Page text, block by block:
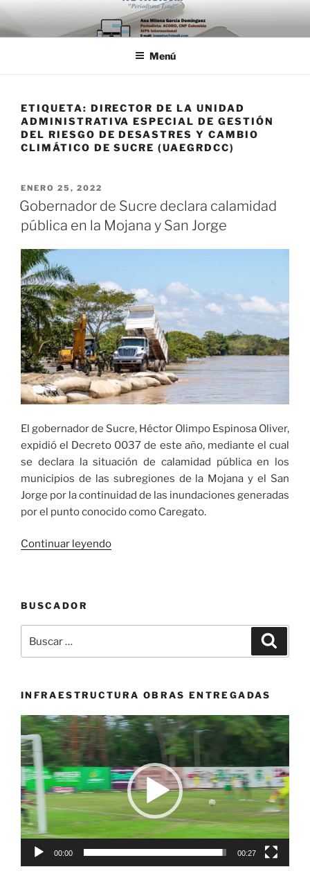
Saltar
al
contenido
Menú
ETIQUETA: DIRECTOR DE LA UNIDAD
ADMINISTRATIVA ESPECIAL DE GESTIÓN
DEL RIESGO DE DESASTRES Y CAMBIO
CLIMÁTICO DE SUCRE (UAEGRDCC)
PUBLICADO
EL
ENERO 25, 2022
Gobernador de Sucre declara calamidad
pública en la Mojana y San Jorge
El gobernador de Sucre, Héctor Olimpo Espinosa Oliver,
expidió el Decreto 0037 de este año, mediante el cual
se declara la situación de calamidad pública en los
municipios de las subregiones de la Mojana y el San
Jorge por la continuidad de las inundaciones generadas
por el punto conocido como Caregato.
Continuar leyendo«Gobernador
pública
la
y
Jorge»
BUSCADOR
por:
INFRAESTRUCTURA OBRAS ENTREGADAS
Reproductor
de
vídeo
00:00 00:27